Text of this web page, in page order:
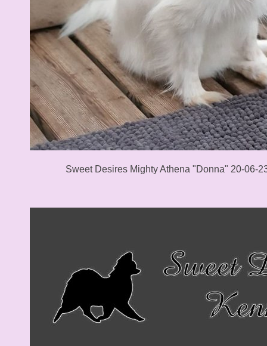
Sweet Desires Mighty Athena "Donna" 20-06-